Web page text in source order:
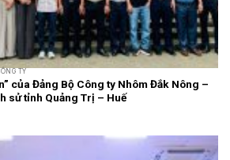
TY
của Đảng Bộ Công ty Nhôm Đắk Nông –
sử tỉnh Quảng Trị – Huế